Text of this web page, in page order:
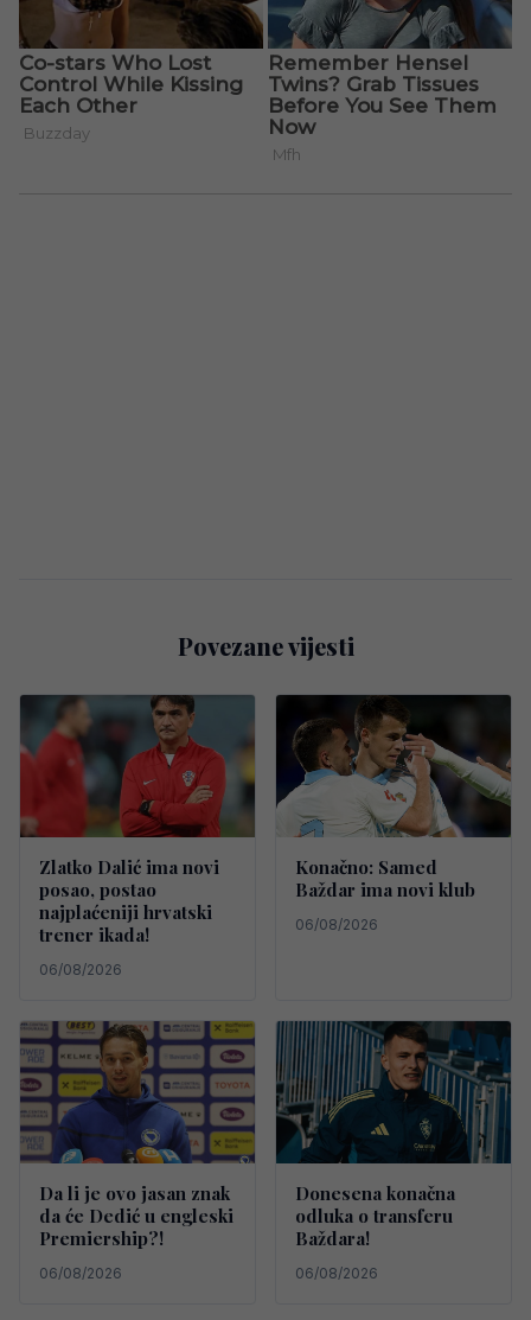
Povezane vijesti
Zlatko Dalić ima novi
posao, postao
najplaćeniji hrvatski
trener ikada!
06/08/2026
Konačno: Samed
Baždar ima novi klub
06/08/2026
Da li je ovo jasan znak
da će Dedić u engleski
Premiership?!
06/08/2026
Donesena konačna
odluka o transferu
Baždara!
06/08/2026